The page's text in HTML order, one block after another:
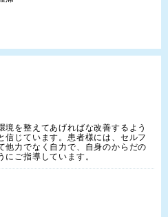
境を整えてあげればな改善するよう
信じています。患者様には、セルフ
他力でなく自力で、自身のからだの
にご指導しています。